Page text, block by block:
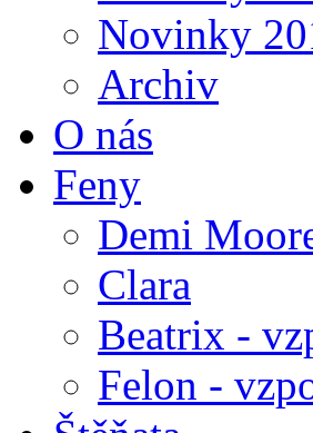
Novinky
Archiv
O nás
Feny
Demi
Clara
Beatrix -
Felon -